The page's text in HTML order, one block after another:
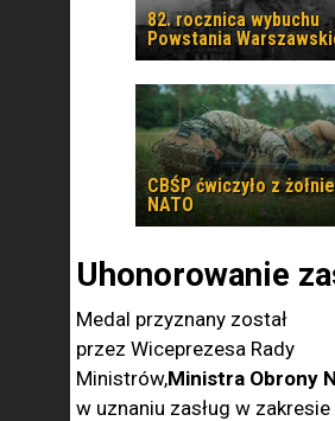
82. rocznica wybuchu
Powstania
CBŚP ćwiczyło z
NATO
Uhonorowanie
Medal przyznany został
przez Wiceprezesa Rady
Ministrów,Ministra Obrony
w uznaniu zasług w